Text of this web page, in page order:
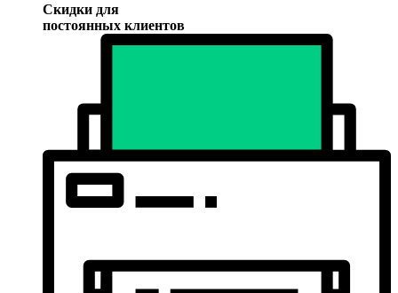
Скидки для
постоянных клиентов